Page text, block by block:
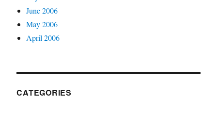
June 2006
May 2006
April 2006
CATEGORIES